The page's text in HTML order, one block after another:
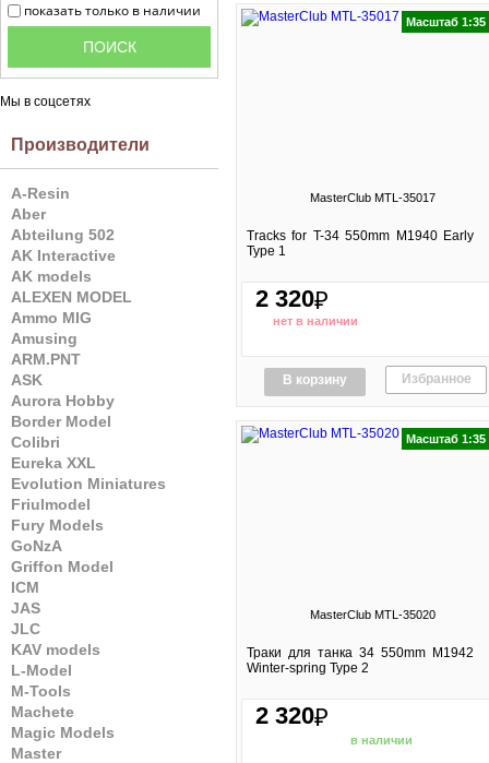
показать только в наличии
Мы в соцсетях
Производители
A-Resin
Aber
Abteilung 502
AK Interactive
AK models
ALEXEN MODEL
Ammo MIG
Amusing
ARM.PNT
ASK
Aurora Hobby
Border Model
Colibri
Eureka XXL
Evolution Miniatures
Friulmodel
Fury Models
GoNzA
Griffon Model
ICM
JAS
JLC
KAV models
L-Model
M-Tools
Machete
Magic Models
Master
Масштаб 1:35
MasterClub MTL-35017
Tracks for T-34 550mm M1940 Early
Type 1
2 320₽
нет в наличии
В корзину Избранное
Масштаб 1:35
MasterClub MTL-35020
Траки для танка 34 550mm M1942
Winter-spring Type 2
2 320₽
в наличии